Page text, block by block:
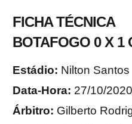
FICHA TÉCNICA
BOTAFOGO 0 X 1
Estádio: Nilton Santos
Data-Hora: 27/10/
Árbitro: Gilberto